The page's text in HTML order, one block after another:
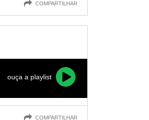
COMPARTILHAR
ouça a playlist
COMPARTILHAR